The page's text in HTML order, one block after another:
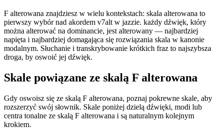
F alterowana znajdziesz w wielu kontekstach: skala alterowana to
pierwszy wybór nad akordem v7alt w jazzie. każdy dźwięk, który
można alterować na dominancie, jest alterowany — najbardziej
napięta i najbardziej domagająca się rozwiązania skala w kanonie
modalnym. Słuchanie i transkrybowanie krótkich fraz to najszybsza
droga, by oswoić jej dźwięk.
Skale powiązane ze skalą F alterowana
Gdy oswoisz się ze skalą F alterowana, poznaj pokrewne skale, aby
rozszerzyć swój słownik. Skale poniżej dzielą dźwięki, modi lub
centra tonalne ze skalą F alterowana i są naturalnym kolejnym
krokiem.